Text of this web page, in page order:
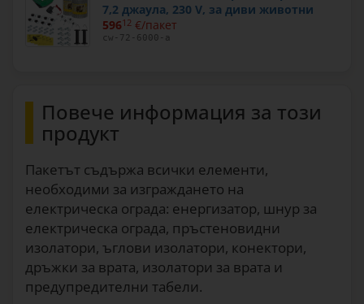
7,2 джаула, 230 V, за диви животни
59612 €/пакет
cw-72-6000-a
Повече информация за този
продукт
Пакетът съдържа всички елементи,
необходими за изграждането на
електрическа ограда: енергизатор, шнур за
електрическа ограда, пръстеновидни
изолатори, ъглови изолатори, конектори,
дръжки за врата, изолатори за врата и
предупредителни табели.